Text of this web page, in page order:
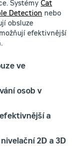
Systémy Cat
Detection nebo
obsluze
efektivnější
ve
osob v
a
2D a 3D